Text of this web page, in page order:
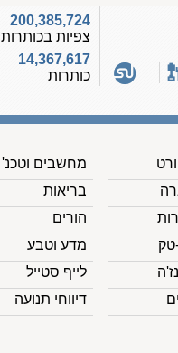
200,385,724
צפיות בכותרות
14,367,617
כותרות
מחשבים וטכנ'
בריאות
הורים
מדע וטבע
לייף סטייל
דיווחי תנועה